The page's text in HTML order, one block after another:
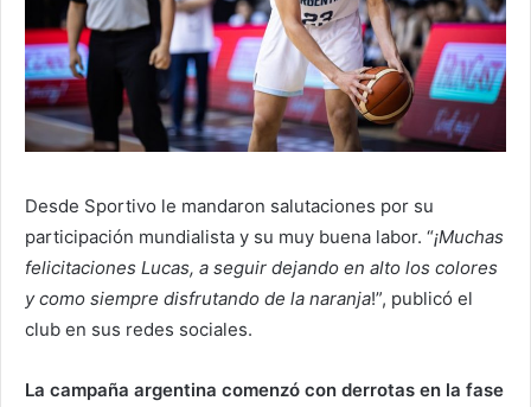
Desde Sportivo le mandaron salutaciones por su
participación mundialista y su muy buena labor. “¡Muchas
felicitaciones Lucas, a seguir dejando en alto los colores
y como siempre disfrutando de la naranja!”, publicó el
club en sus redes sociales.
La campaña argentina comenzó con derrotas en la fase